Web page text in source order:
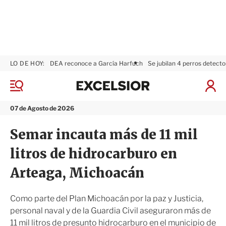
M
n
07 de Agosto de 2026
LO DE HOY: DEA reconoce a García Harfuch Se jubilan 4 perros
I
x
i
r
Semar incauta más de 11 mil
litros de hidrocarburo en
Arteaga, Michoacán
Como parte del Plan Michoacán por la paz y Justicia,
personal naval y de la Guardia Civil aseguraron más de
11 mil litros de presunto hidrocarburo en el municipio de